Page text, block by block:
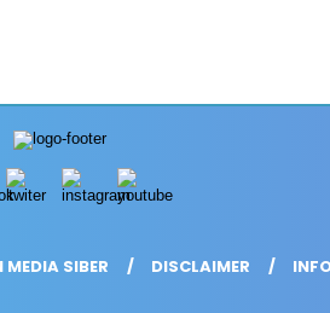
MEDIA SIBER DISCLAIMER